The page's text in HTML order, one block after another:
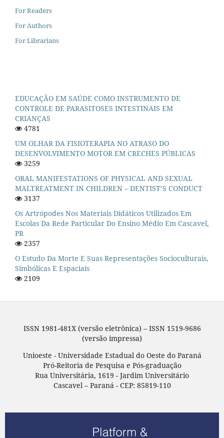
For Readers
For Authors
For Librarians
EDUCAÇÃO EM SAÚDE COMO INSTRUMENTO DE
CONTROLE DE PARASITOSES INTESTINAIS EM
CRIANÇAS
4781
UM OLHAR DA FISIOTERAPIA NO ATRASO DO
DESENVOLVIMENTO MOTOR EM CRECHES PÚBLICAS
3259
ORAL MANIFESTATIONS OF PHYSICAL AND SEXUAL
MALTREATMENT IN CHILDREN – DENTIST’S CONDUCT
3137
Os Artrópodes Nos Materiais Didáticos Utilizados Em
Escolas Da Rede Particular Do Ensino Médio Em Cascavel,
PR
2357
O Estudo Da Morte E Suas Representações Socioculturais,
Simbólicas E Espaciais
2109
ISSN 1981-481X (versão eletrônica) – ISSN 1519-9686
(versão impressa)
Unioeste - Universidade Estadual do Oeste do Paraná
Pró-Reitoria de Pesquisa e Pós-graduação
Rua Universitária, 1619 - Jardim Universitário
Cascavel – Paraná - CEP: 85819-110